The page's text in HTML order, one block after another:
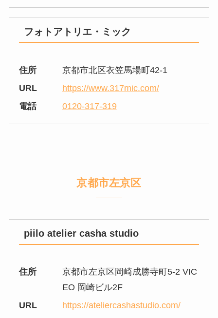
フォトアトリエ・ミック
住所
京都市北区衣笠馬場町42-1
URL
https://www.317mic.com/
電話
0120-317-319
京都市左京区
piilo atelier casha studio
住所
京都市左京区岡崎成勝寺町5-2 VIC
EO 岡崎ビル2F
URL
https://ateliercashastudio.com/